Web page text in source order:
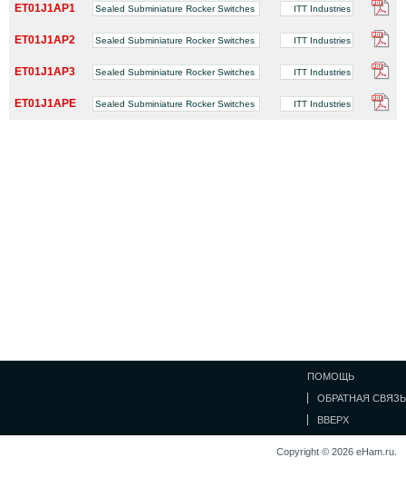
ET01J1AP1 Sealed Subminiature Rocker Switches ITT Industries
ET01J1AP2 Sealed Subminiature Rocker Switches ITT Industries
ET01J1AP3 Sealed Subminiature Rocker Switches ITT Industries
ET01J1APE Sealed Subminiature Rocker Switches ITT Industries
ПОМОЩЬ
ОБРАТНАЯ СВЯЗЬ
ВВЕРХ
Copyright © 2026 eHam.ru.